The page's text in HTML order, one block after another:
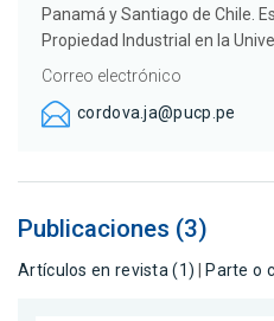
Panamá y Santiago de Chile.
Propiedad Industrial en la
Correo electrónico
cordova.ja@pucp.pe
Publicaciones (3)
Artículos en revista (1) Parte o